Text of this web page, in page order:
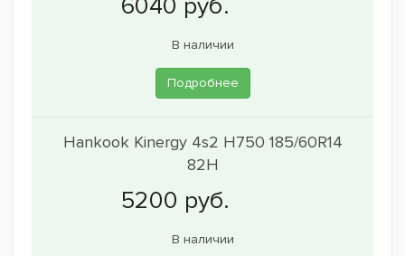
В наличии
Подробнее
Hankook Kinergy 4s2 H750 185/60R14
82H
В наличии